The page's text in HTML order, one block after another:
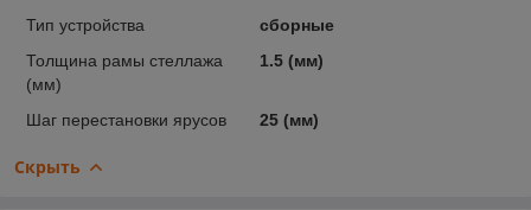
Тип устройства
сборные
Толщина рамы стеллажа
(мм)
1.5 (мм)
Шаг перестановки ярусов 25 (мм)
Скрыть